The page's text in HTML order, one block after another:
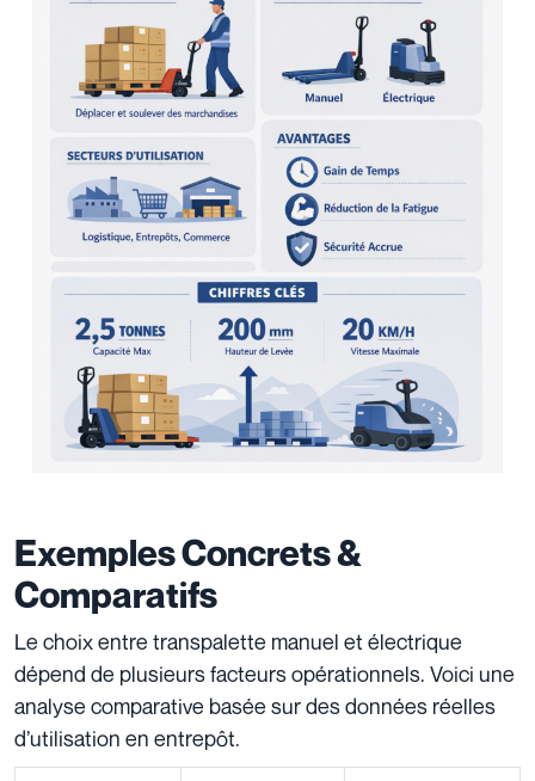
Exemples Concrets &
Comparatifs
Le choix entre transpalette manuel et électrique
dépend de plusieurs facteurs opérationnels. Voici une
analyse comparative basée sur des données réelles
d’utilisation en entrepôt.